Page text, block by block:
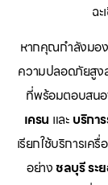
ฉ
หากคุณกำลังมอ
ความปลอดภัยสูง
ที่พร้อมตอบสนอ
เครน และ บริกา
เรียกใช้บริการเครื่
อย่างชลบุรี ระ